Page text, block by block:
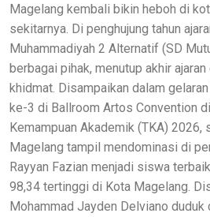
Magelang kembali bikin heboh di
sekitarnya. Di penghujung tahun
Muhammadiyah 2 Alternatif (SD
berbagai pihak, menutup akhir
khidmat. Disampaikan dalam
ke-3 di Ballroom Artos Convention
Kemampuan Akademik (TKA) 2026,
Magelang tampil mendominasi di
Rayyan Fazian menjadi siswa
98,34 tertinggi di Kota Magelang.
Mohammad Jayden Delviano duduk